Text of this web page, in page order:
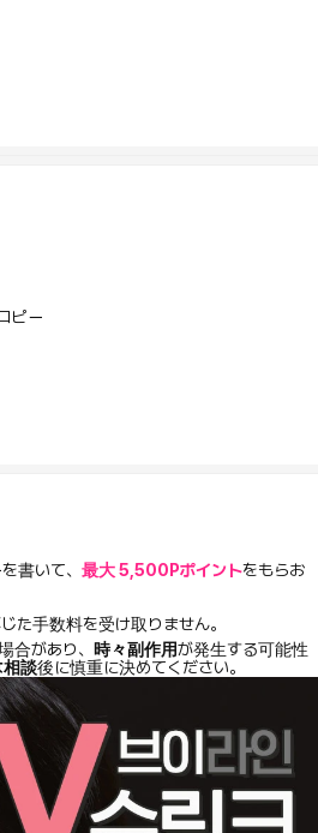
ピー
書いて、 最大 5,500Pポイントをもらお
た手数料を受け取りません。
合があり、 時々副作用が発生する可能性
相談後に慎重に決めてください。